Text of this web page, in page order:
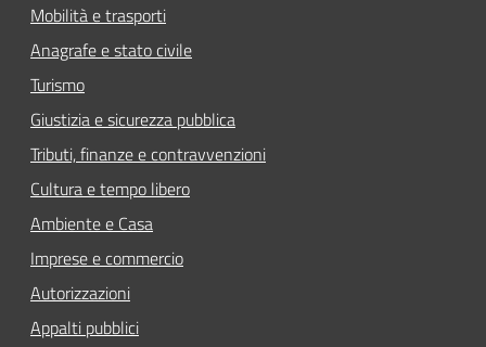
Mobilità e trasporti
Anagrafe e stato civile
Turismo
Giustizia e sicurezza pubblica
Tributi, finanze e contravvenzioni
Cultura e tempo libero
Ambiente e Casa
Imprese e commercio
Autorizzazioni
Appalti pubblici